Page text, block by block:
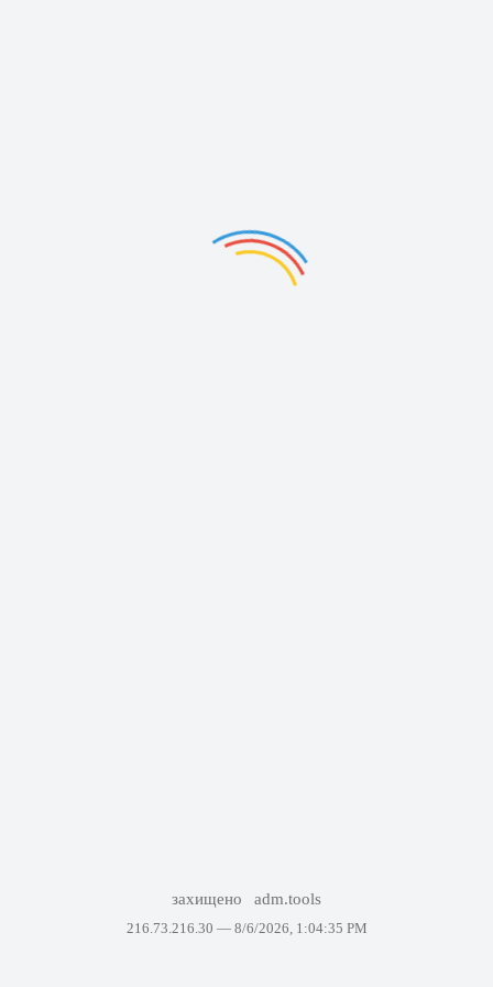
захищено adm.tools
216.73.216.30 — 8/6/2026, 1:04:35 PM